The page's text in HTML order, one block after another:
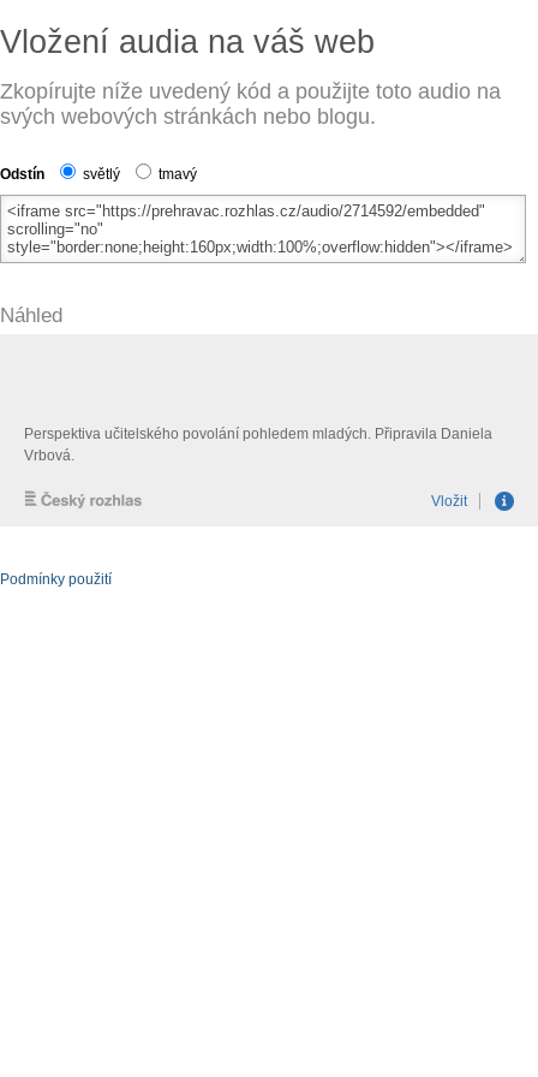
Vložení audia na váš web
Zkopírujte níže uvedený kód a použijte toto audio na
svých webových stránkách nebo blogu.
Odstín světlý tmavý
Náhled
Podmínky použití